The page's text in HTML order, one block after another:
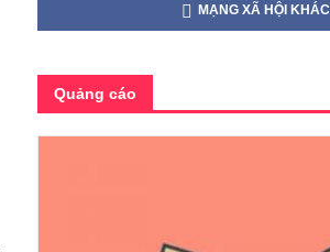
MẠNG XÃ HỘI KHÁC
Quảng cáo